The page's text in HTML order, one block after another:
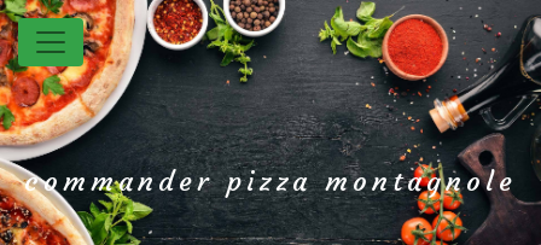
Panneau de gestion des cookies
commander pizza montagnole